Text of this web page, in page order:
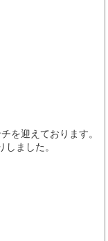
を迎えております。
ました。